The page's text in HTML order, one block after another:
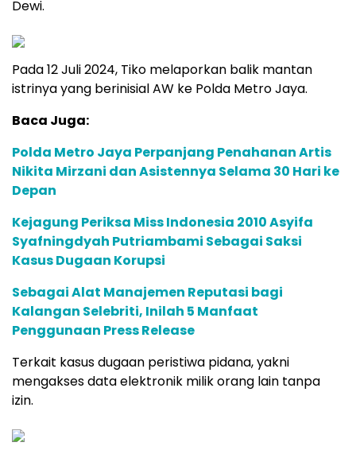
Dewi.
Pada 12 Juli 2024, Tiko melaporkan balik mantan
istrinya yang berinisial AW ke Polda Metro Jaya.
Baca Juga:
Polda Metro Jaya Perpanjang Penahanan Artis
Nikita Mirzani dan Asistennya Selama 30 Hari ke
Depan
Kejagung Periksa Miss Indonesia 2010 Asyifa
Syafningdyah Putriambami Sebagai Saksi
Kasus Dugaan Korupsi
Sebagai Alat Manajemen Reputasi bagi
Kalangan Selebriti, Inilah 5 Manfaat
Penggunaan Press Release
Terkait kasus dugaan peristiwa pidana, yakni
mengakses data elektronik milik orang lain tanpa
izin.